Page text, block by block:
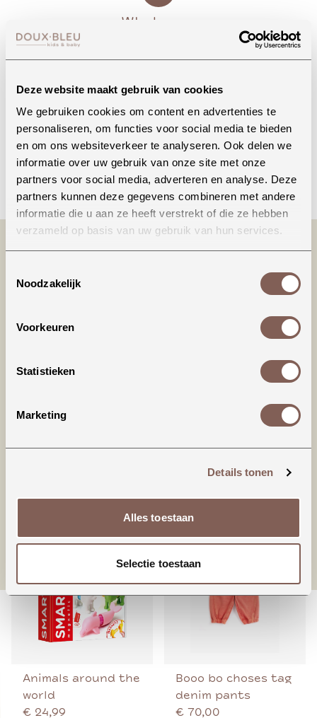
Deze website maakt gebruik van cookies
We gebruiken cookies om content en advertenties te
personaliseren, om functies voor social media te bieden
en om ons websiteverkeer te analyseren. Ook delen we
informatie over uw gebruik van onze site met onze
partners voor social media, adverteren en analyse. Deze
partners kunnen deze gegevens combineren met andere
informatie die u aan ze heeft verstrekt of die ze hebben
verzameld op basis van uw gebruik van hun services.
Noodzakelijk
Voorkeuren
Statistieken
Marketing
Details tonen
Alles toestaan
Selectie toestaan
Whatsapp
Onze winkel in Uden
Bekijk openingstijden
Bellen
Productinformatie
Animals around the
world
€ 24,99
Booo bo choses tag
denim pants
€ 70,00